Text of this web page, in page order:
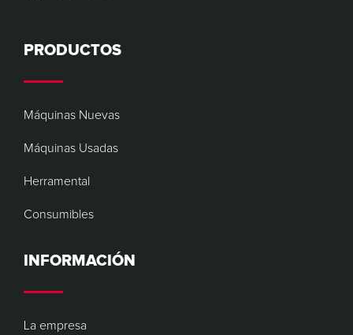
PRODUCTOS
Máquinas Nuevas
Máquinas Usadas
Herramental
Consumibles
INFORMACIÓN
La empresa